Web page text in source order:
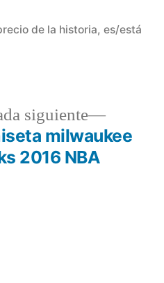
de la historia,es/está
siguiente
Entrada
siguiente:
milwaukee
2016 NBA